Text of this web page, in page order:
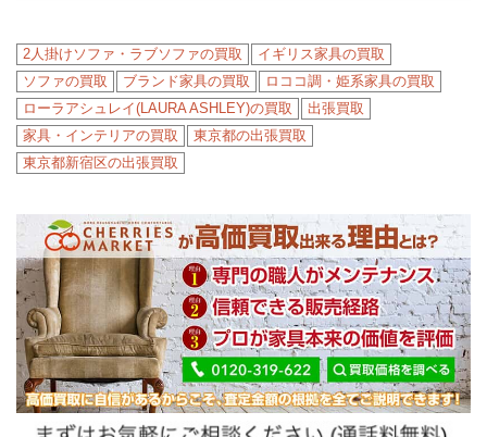
2人掛けソファ・ラブソファの買取
イギリス家具の買取
ソファの買取
ブランド家具の買取
ロココ調・姫系家具の買取
ローラアシュレイ(LAURA ASHLEY)の買取
出張買取
家具・インテリアの買取
東京都の出張買取
東京都新宿区の出張買取